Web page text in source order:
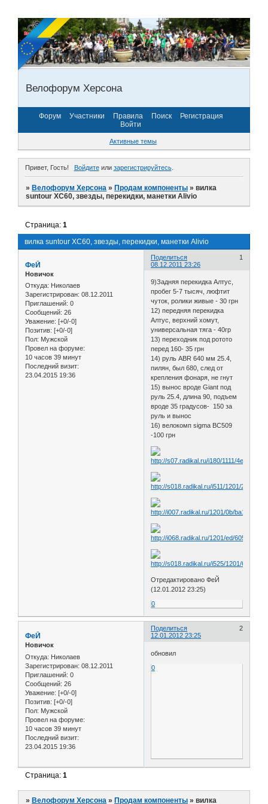
Велофорум Херсона
Форум Участники Правила Поиск
Регистрация
Войти
Активные темы
Привет, Гость! Войдитеили зарегистрируйтесь.
»Велофорум Херсона »Продам компоненты »вилка
suntour XC60, звезды, перекидки, манетки Alivio
вилка suntour XC60, звезды, перекидки, манетки Alivio
Страница:1
Поделиться
1
08.12.2011 23:26
ФеЙ
Новичок
Откуда: Николаев
Зарегистрирован: 08.12.2011
Приглашений: 0
Сообщений: 26
Уважение: [+0/-0]
Позитив: [+0/-0]
Пол: Мужской
Провел на форуме:
10 часов 39 минут
Последний визит:
23.04.2015 19:36
9)Задняя перекидка Алтус,
пробег 5-7 тысяч, люфтит
чуток, ролики живые - 30 грн
12) передняя перекидка
Алтус, верхний хомут,
универсальная тяга - 40гр
13) переходник под ротото
перед 160- 35 грн
14) руль ABR 640 мм 25.4,
пилян, был 680, след от
крепления фонаря, не гнут
15) вынос вроде Giant под
руль 25.4, длина 90, подъем
вроде 35 градусов- 150 за
руль и вынос
16) велокомп sigma BC509
-100 грн
Отредактировано ФеЙ
(12.01.2012 23:25)
0
Поделиться
2
12.01.2012 23:25
ФеЙ
Новичок
Откуда: Николаев
Зарегистрирован: 08.12.2011
Приглашений: 0
Сообщений: 26
Уважение: [+0/-0]
Позитив: [+0/-0]
Пол: Мужской
Провел на форуме:
10 часов 39 минут
Последний визит:
23.04.2015 19:36
обновил
0
Страница:1
» Велофорум Херсона » Продам компоненты »вилка